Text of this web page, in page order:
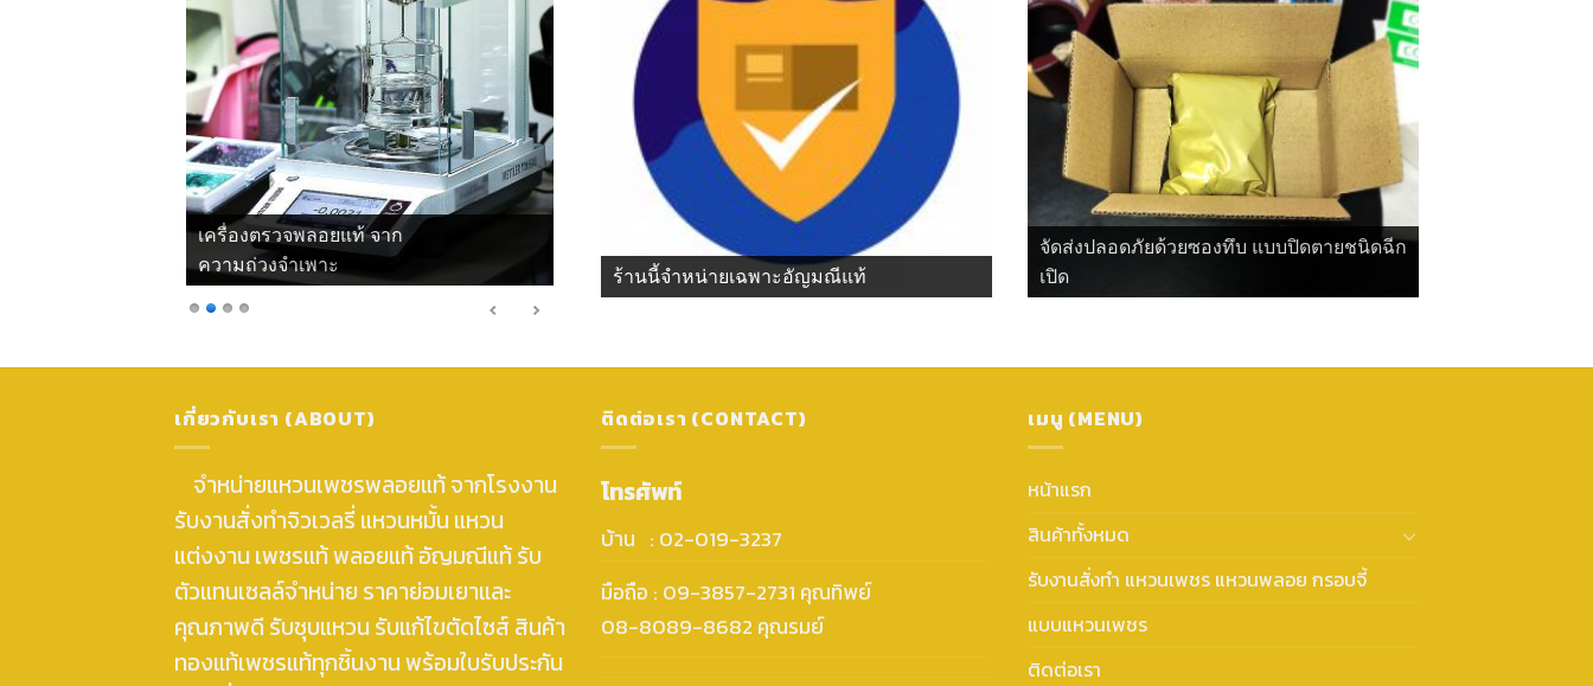
เครื่องตรวจพลอยแท้ จาก
ความถ่วงจำเพาะ
ร้านนี้จำหน่ายเฉพาะอัญมณีแท้
จัดส่งปลอดภัยด้วยซองทึบ แบบปิดตายชนิดฉีก
เปิด
เกี่ยวกับเรา (ABOUT)
จำหน่ายแหวนเพชรพลอยแท้ จากโรงงาน
รับงานสั่งทำจิวเวลรี่ แหวนหมั้น แหวน
แต่งงาน เพชรแท้ พลอยแท้ อัญมณีแท้ รับ
ตัวแทนเซลล์จำหน่าย ราคาย่อมเยาและ
คุณภาพดี รับชุบแหวน รับแก้ไขตัดไซส์ สินค้า
ทองแท้เพชรแท้ทุกชิ้นงาน พร้อมใบรับประกัน
ติดต่อเรา (CONTACT)
โทรศัพท์
บ้าน : 02-019-3237
มือถือ : 09-3857-2731 คุณทิพย์
08-8089-8682 คุณรมย์
เมนู (MENU)
หน้าแรก
สินค้าทั้งหมด
รับงานสั่งทำ แหวนเพชร แหวนพลอย กรอบจี้
แบบแหวนเพชร
ติดต่อเรา